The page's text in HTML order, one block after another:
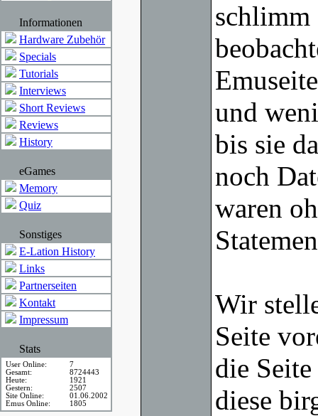
Informationen
Hardware Zubehör
Specials
Tutorials
Interviews
Short Reviews
Reviews
History
eGames
Memory
Quiz
Sonstiges
E-Lation History
Links
Partnerseiten
Kontakt
Impressum
Stats
User Online:
7
Gesamt:
8724443
Heute:
1921
Gestern:
2507
Site Online:
01.06.2002
Emus Online:
1805
schlimm
und
bis sie
noch
waren
Wir
Seite
die
diese